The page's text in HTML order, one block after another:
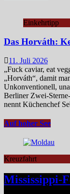
Einkehrtipp
Das Horváth:
11. Juli 2026
„Fuck caviar, eat
„Horváth“, damit
Unkonventionell,
Berliner Zwei-
nennt Küchenchef
Auf hoher See
Kreuzfahrt
Mississippi-